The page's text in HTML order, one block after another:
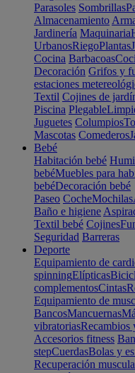
Parasoles Sombrillas
Almacenamiento
Jardinería Maquinaria
UrbanosRiegoPlantas
Cocina Barbacoas
Decoración Grifos y
estaciones
Textil Cojines de
Piscina Plegable
Juguetes Columpios
Mascotas Comederos
Bebé
Habitación bebé
bebéMuebles para
bebéDecoración bebé
Paseo CocheMochilas
Baño e higiene
Textil bebé Cojines
Seguridad Barreras
Deporte
Equipamiento de
spinningElípticas
complementosCintas
Equipamiento de
BancosMancuernas
vibratoriasRecambios
Accesorios fitness
stepCuerdasBolas y
Recuperación